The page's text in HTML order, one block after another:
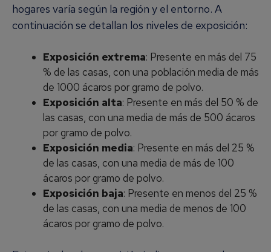
hogares varía según la región y el entorno. A
continuación se detallan los niveles de exposición:
Exposición extrema: Presente en más del 75
% de las casas, con una población media de más
de 1000 ácaros por gramo de polvo.
Exposición alta: Presente en más del 50 % de
las casas, con una media de más de 500 ácaros
por gramo de polvo.
Exposición media: Presente en más del 25 %
de las casas, con una media de más de 100
ácaros por gramo de polvo.
Exposición baja: Presente en menos del 25 %
de las casas, con una media de menos de 100
ácaros por gramo de polvo.